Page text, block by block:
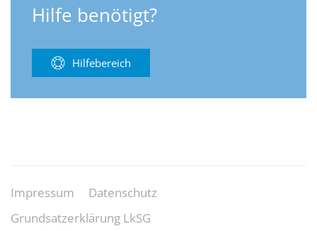
Hilfe benötigt?
Hilfebereich
Impressum
Datenschutz
Grundsatzerklärung LkSG